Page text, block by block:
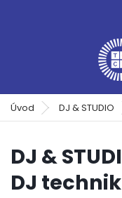
Úvod DJ & STUDIO
DJ &
DJ